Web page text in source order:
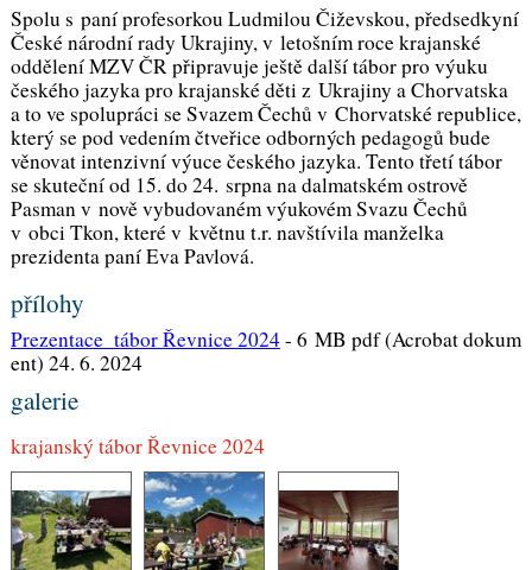
Spolu s paní profesorkou Ludmilou Čiževskou, předsedkyní
České národní rady Ukrajiny, v letošním roce krajanské
oddělení MZV ČR připravuje ještě další tábor pro výuku
českého jazyka pro krajanské děti z Ukrajiny a Chorvatska
a to ve spolupráci se Svazem Čechů v Chorvatské republice,
který se pod vedením čtveřice odborných pedagogů bude
věnovat intenzivní výuce českého jazyka. Tento třetí tábor
se skuteční od 15. do 24. srpna na dalmatském ostrově
Pasman v nově vybudovaném výukovém Svazu Čechů
v obci Tkon, které v květnu t.r. navštívila manželka
prezidenta paní Eva Pavlová.
přílohy
Prezentace_tábor Řevnice 2024- 6 MB pdf (Acrobat dokum
ent) 24. 6. 2024
galerie
krajanský tábor Řevnice 2024